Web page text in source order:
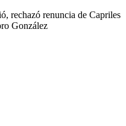
rechazó renuncia de Capriles
González